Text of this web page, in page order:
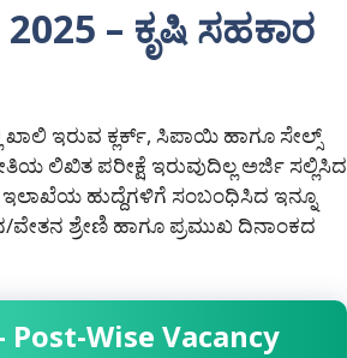
– ಕೃಷಿ ಸಹಕಾರ
ಇರುವ ಕ್ಲರ್ಕ್, ಸಿಪಾಯಿ ಹಾಗೂ ಸೇಲ್ಸ್
ಲಿಖಿತ ಪರೀಕ್ಷೆ ಇರುವುದಿಲ್ಲ ಅರ್ಜಿ ಸಲ್ಲಿಸಿದ
ಇಲಾಖೆಯ ಹುದ್ದೆಗಳಿಗೆ ಸಂಬಂಧಿಸಿದ ಇನ್ನೂ
ಶ್ರೇಣಿ ಹಾಗೂ ಪ್ರಮುಖ ದಿನಾಂಕದ
Wise Vacancy